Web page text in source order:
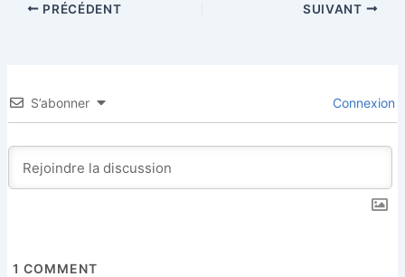
PRÉCÉDENT SUIVANT
S’abonner Connexion
1 COMMENT